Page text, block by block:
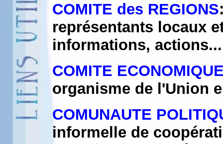
COMITE des REGIONS
représentants locaux
informations, actions...
COMITE
organisme de l'Union
COMUNAUTE
informelle de